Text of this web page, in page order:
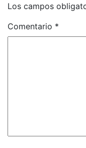
Los campos
Comentario *